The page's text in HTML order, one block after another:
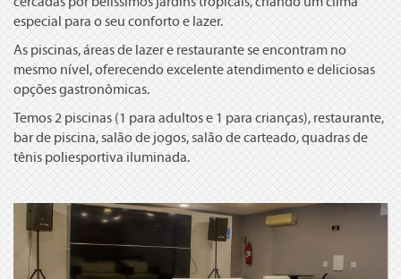
especial para o seu conforto e lazer.
As piscinas, áreas de lazer e restaurante se encontram no
mesmo nível, oferecendo excelente atendimento e deliciosas
opções gastronômicas.
Temos 2 piscinas (1 para adultos e 1 para crianças), restaurante,
bar de piscina, salão de jogos, salão de carteado, quadras de
tênis poliesportiva iluminada.